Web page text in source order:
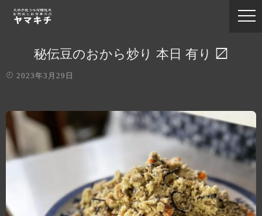
秘伝豆のおから炒り 本日 有り 〼
2023年3月29日